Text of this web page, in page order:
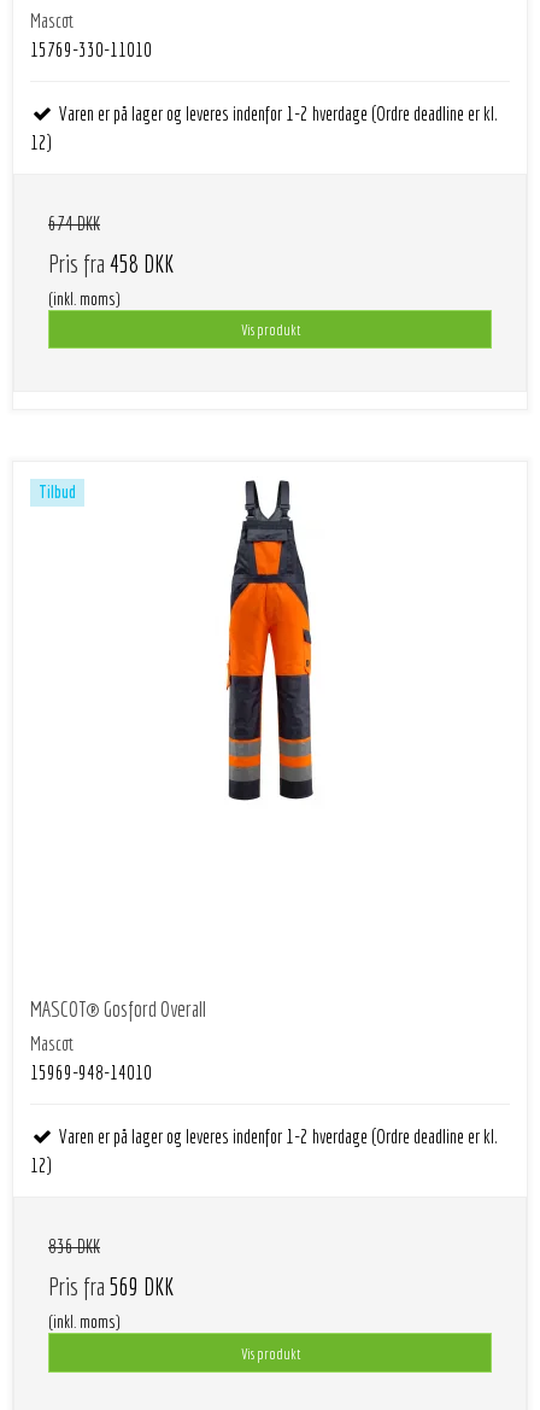
Mascot
15769-330-11010
Varen er på lager og leveres indenfor 1-2 hverdage (Ordre deadline er kl.
12)
674 DKK
Pris fra 458 DKK
(inkl. moms)
Vis produkt
Tilbud
MASCOT® Gosford Overall
Mascot
15969-948-14010
Varen er på lager og leveres indenfor 1-2 hverdage (Ordre deadline er kl.
12)
836 DKK
Pris fra 569 DKK
(inkl. moms)
Vis produkt